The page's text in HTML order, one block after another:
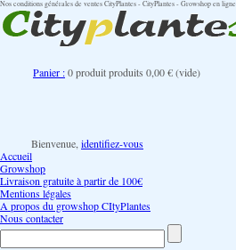
Nos conditions générales de ventes CityPlantes - CityPlantes - Growshop en ligne
Panier :0produitproduits 0,00 €(vide)
Bienvenue, identifiez-vous
Accueil
Growshop
Livraison gratuite à partir de 100€
Mentions légales
A propos du growshop CItyPlantes
Nous contacter